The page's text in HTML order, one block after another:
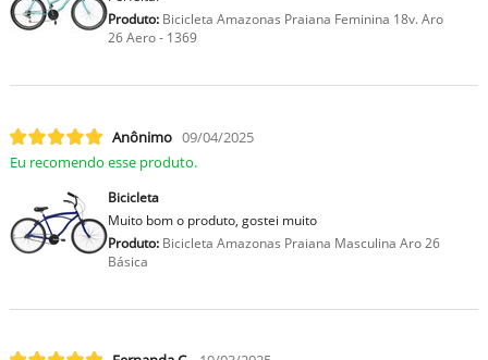
Produto:Bicicleta Amazonas Praiana Feminina 18v. Aro
26 Aero - 1369
Anônimo 09/04/2025
Eu recomendo esse produto.
Bicicleta
Muito bom o produto, gostei muito
Produto:Bicicleta Amazonas Praiana Masculina Aro 26
Básica